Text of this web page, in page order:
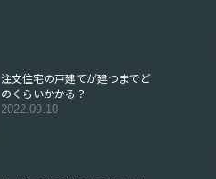
注文住宅の戸建てが建つまでど
のくらいかかる？
2022.09.10